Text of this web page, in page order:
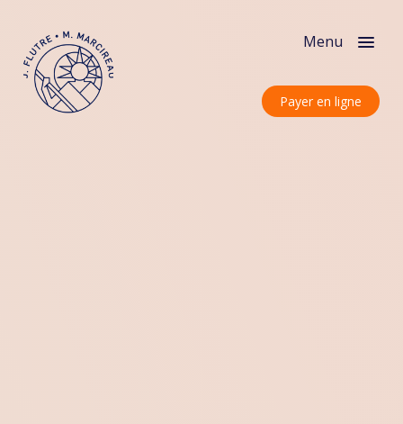
Menu
Payer en ligne